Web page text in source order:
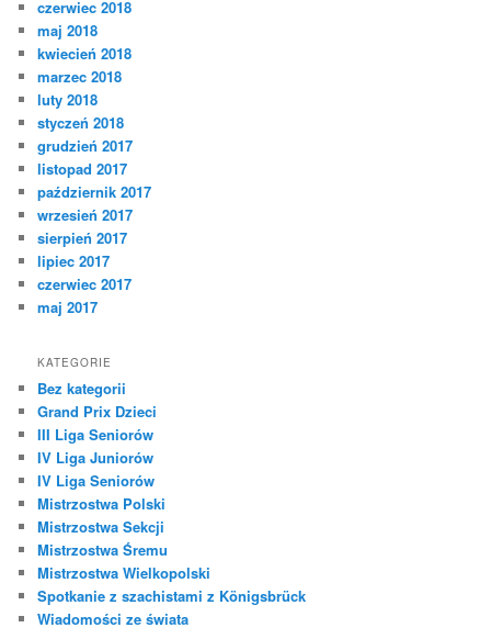
czerwiec 2018
maj 2018
kwiecień 2018
marzec 2018
luty 2018
styczeń 2018
grudzień 2017
listopad 2017
październik 2017
wrzesień 2017
sierpień 2017
lipiec 2017
czerwiec 2017
maj 2017
KATEGORIE
Bez kategorii
Grand Prix Dzieci
III Liga Seniorów
IV Liga Juniorów
IV Liga Seniorów
Mistrzostwa Polski
Mistrzostwa Sekcji
Mistrzostwa Śremu
Mistrzostwa Wielkopolski
Spotkanie z szachistami z Königsbrück
Wiadomości ze świata